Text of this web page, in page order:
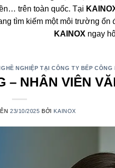
trên toàn quốc. Tại
tìm kiếm một môi trường
KAINOX ngay
NGHIỆP TẠI CÔNG TY BẾP CÔNG
– NHÂN VIÊN
23/10/2025 BỞI KAINOX